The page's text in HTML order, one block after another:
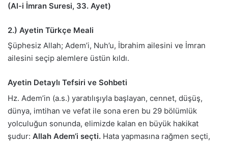
(Al-i İmran Suresi, 33. Ayet)
2.) Ayetin Türkçe Meali
Şüphesiz Allah; Adem’i, Nuh’u, İbrahim ailesini ve İmran
ailesini seçip alemlere üstün kıldı.
Ayetin Detaylı Tefsiri ve Sohbeti
Hz. Adem’in (a.s.) yaratılışıyla başlayan, cennet, düşüş,
dünya, imtihan ve vefat ile sona eren bu 29 bölümlük
yolculuğun sonunda, elimizde kalan en büyük hakikat
şudur: Allah Adem’i seçti. Hata yapmasına rağmen seçti,